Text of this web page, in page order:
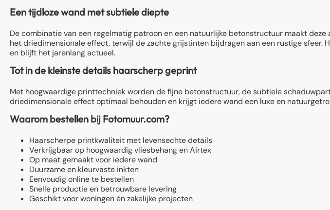
Een tijdloze wand met subtiele diepte
De combinatie van een regelmatig patroon en een natuurlijke betonstructuur maakt
het driedimensionale effect, terwijl de zachte grijstinten bijdragen aan een rustige
en blijft het jarenlang actueel.
Tot in de kleinste details haarscherp geprint
Met hoogwaardige printtechniek worden de fijne betonstructuur, de subtiele
driedimensionale effect optimaal behouden en krijgt iedere wand een luxe en
Waarom bestellen bij Fotomuur.com?
Haarscherpe printkwaliteit met levensechte details
Verkrijgbaar op hoogwaardig vliesbehang en Airtex
Op maat gemaakt voor iedere wand
Duurzame en kleurvaste inkten
Eenvoudig online te bestellen
Snelle productie en betrouwbare levering
Geschikt voor woningen én zakelijke projecten